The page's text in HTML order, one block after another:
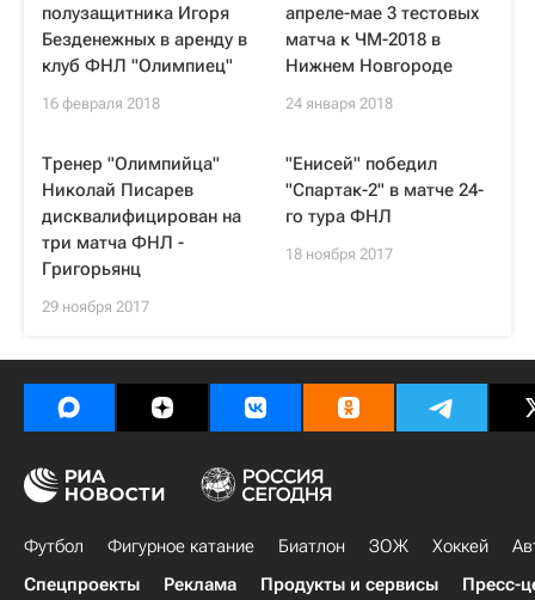
полузащитника Игоря
Безденежных в аренду в
клуб ФНЛ "Олимпиец"
16 февраля 2018
апреле-мае 3 тестовых
матча к ЧМ-2018 в
Нижнем Новгороде
24 января 2018
Тренер "Олимпийца"
Николай Писарев
дисквалифицирован на
три матча ФНЛ -
Григорьянц
29 ноября 2017
"Енисей" победил
"Спартак-2" в матче 24-
го тура ФНЛ
18 ноября 2017
Футбол Фигурное катание Биатлон ЗОЖ Хоккей
Спецпроекты
Реклама Продукты и сервисы Пресс-